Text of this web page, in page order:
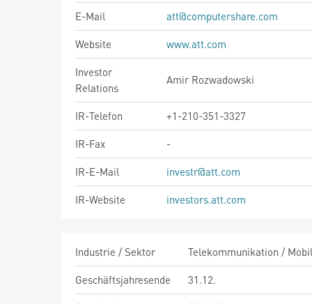
E-Mail
att@computershare.com
Website
www.att.com
Investor
Relations
Amir Rozwadowski
IR-Telefon
+1-210-351-3327
IR-Fax
-
IR-E-Mail
investr@att.com
IR-Website
investors.att.com
Industrie / Sektor
Telekommunikation /
Geschäftsjahresende
31.12.